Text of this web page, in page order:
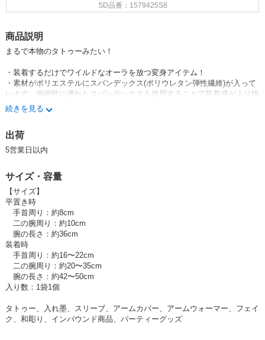
SD品番：1579425S8
商品説明
まるで本物のタトゥーみたい！
・装着するだけでワイルドなオーラを放つ変身アイテム！
・素材がポリエステルにスパンデックス(ポリウレタン弾性繊維)が入って
います。伸縮性に優れたスパンデックスを使用することで装着感がより快
適になりました。
・男性・女性問わずに人気の商品です。
・軽くて薄く、通気性がいいのでムレにくく、汗も吸水してすぐ乾燥しま
す。
・パーティ、イベント、バンド、祭り、ハロウィン、ビーチなどでも大活
躍！
・あおり運転対策にもなります。
・洗濯はネットに入れたり、手洗いをすれば清潔に繰り返し使用可能で
す。
続きを見る
出荷
5営業日以内
サイズ・容量
【サイズ】
平置き時
手首周り：約8cm
二の腕周り：約10cm
腕の長さ：約36cm
装着時
手首周り：約16〜22cm
二の腕周り：約20〜35cm
腕の長さ：約42〜50cm
入り数：1袋1個
タトゥー、入れ墨、スリーブ、アームカバー、アームウォーマー、フェイ
ク、和彫り、インバウンド商品、パーティーグッズ